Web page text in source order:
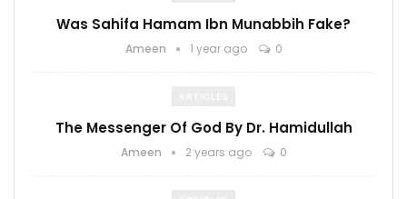
Was Sahifa Hamam Ibn Munabbih Fake?
Ameen 1 year ago 0
The Messenger Of God By Dr. Hamidullah
Ameen 2 years ago 0